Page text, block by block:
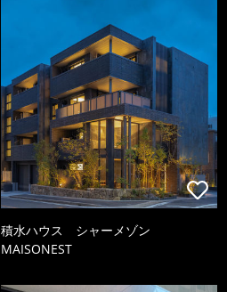
積水ハウス シャーメゾン
MAISONEST